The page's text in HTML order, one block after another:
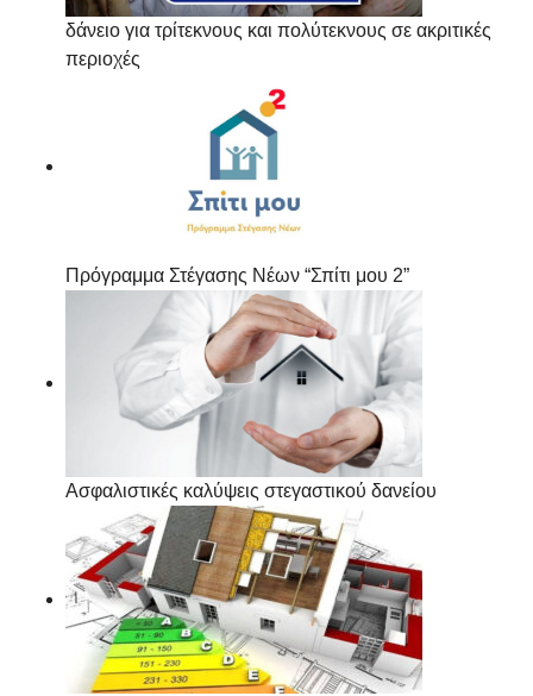
δάνειο για τρίτεκνους και πολύτεκνους σε ακριτικές
περιοχές
Πρόγραμμα Στέγασης Νέων “Σπίτι μου 2”
Ασφαλιστικές καλύψεις στεγαστικού δανείου